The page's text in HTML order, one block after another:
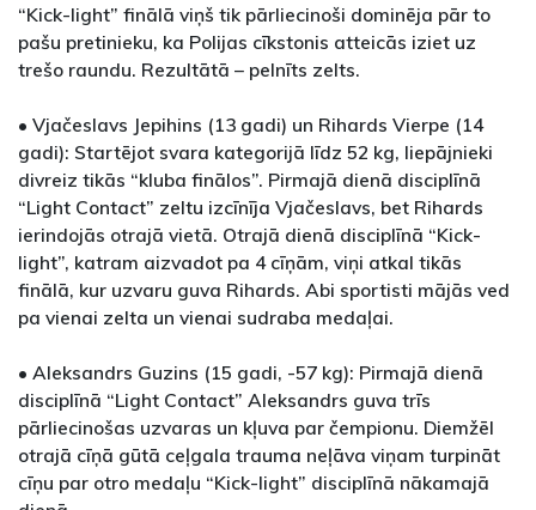
“Kick-light” finālā viņš tik pārliecinoši dominēja pār to
pašu pretinieku, ka Polijas cīkstonis atteicās iziet uz
trešo raundu. Rezultātā – pelnīts zelts.
• Vjačeslavs Jepihins (13 gadi) un Rihards Vierpe (14
gadi): Startējot svara kategorijā līdz 52 kg, liepājnieki
divreiz tikās “kluba finālos”. Pirmajā dienā disciplīnā
“Light Contact” zeltu izcīnīja Vjačeslavs, bet Rihards
ierindojās otrajā vietā. Otrajā dienā disciplīnā “Kick-
light”, katram aizvadot pa 4 cīņām, viņi atkal tikās
finālā, kur uzvaru guva Rihards. Abi sportisti mājās ved
pa vienai zelta un vienai sudraba medaļai.
• Aleksandrs Guzins (15 gadi, -57 kg): Pirmajā dienā
disciplīnā “Light Contact” Aleksandrs guva trīs
pārliecinošas uzvaras un kļuva par čempionu. Diemžēl
otrajā cīņā gūtā ceļgala trauma neļāva viņam turpināt
cīņu par otro medaļu “Kick-light” disciplīnā nākamajā